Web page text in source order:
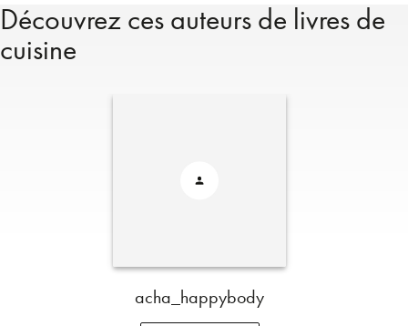
Découvrez ces auteurs de livres de
cuisine
acha_happybody